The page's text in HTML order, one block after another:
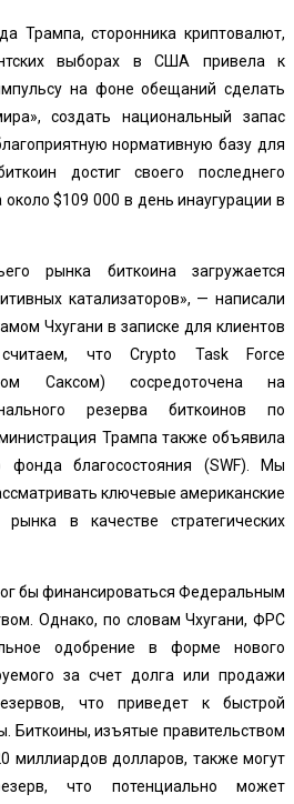
Трампа, сторонника криптовалют,
выборах в США привела к
на фоне обещаний сделать
создать национальный запас
нормативную базу для
достиг своего последнего
$109 000 в день инаугурации в
рынка биткоина загружается
катализаторов», — написали
Чхугани в записке для клиентов
что Crypto Task Force
Саксом) сосредоточена на
резерва биткоинов по
Трампа также объявила
фонда благосостояния (SWF). Мы
ключевые американские
рынка в качестве стратегических
бы финансироваться Федеральным
Однако, по словам Чхугани, ФРС
одобрение в форме нового
за счет долга или продажи
что приведет к быстрой
Биткоины, изъятые правительством
миллиардов долларов, также могут
что потенциально может